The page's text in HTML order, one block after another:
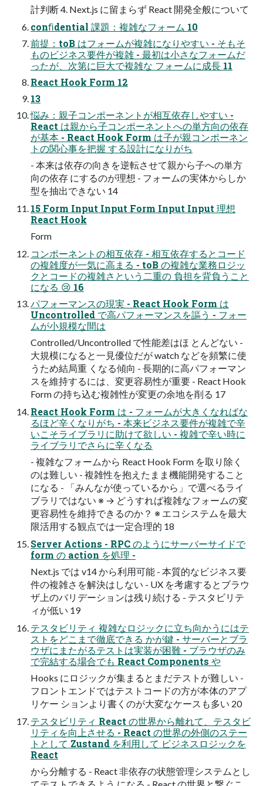
計判断 4. Next.js に留まらず React 開発全般について
conﬁdential 課題：複雑なフォーム 10
前提：toB はフォームが複雑になりやすい - そもそ
ものビジネス要件が複雑 - 最初は⼩さなフォームだ
ったが、次第に巨⼤で複雑な フォームに成⻑ 11
React Hook Form 12
13
悩み：親⼦コンポーネントが相互依存しやすい -
React は親から⼦コンポーネントへの単⽅向の依存
が基本 - React Hook Form は⼦が親コンポーネン
トの関⼼事を把握 する設計になりがち
- 本来は依存の向きを逆転させて親から⼦への単⽅
向の依存 にするのが理想 - フォームの実体からしか
型を抽出できない 14
15 Form Input Input Form Input Input 理想
React Hook
Form
コンポーネントの相互依存 - 相互依存するとコード
の複雑度が⼀気に⾼まる - toB の複雑な業務ロジッ
クとコードの複雑さという⼆重の 負担を背負うこと
になる 😢 16
パフォーマンスの現実 - React Hook Form は
Uncontrolled で⾼パフォーマンスを謳う - フォー
ムが⼩規模な間は
Controlled/Uncontrolled で性能差はほ とんどない -
⼤規模になると⼀⾒優位だが watch などを頻繁に使
うため結局重 くなる傾向 - ⻑期的に⾼パフォーマン
スを維持するには、変更容易性が重要 - React Hook
Form の持ち込む複雑性が変更の余地を削る 17
React Hook Form は - フォームが⼤きくなればな
るほど⾟くなりがち - 本来ビジネス要件が複雑で⾟
いこそライブラリに助けて欲しい - 複雑で⾟い時に
ライブラリでさらに⾟くなる
- 複雑なフォームから React Hook Form を取り除く
のは難しい - 複雑性を抱えたまま機能開発すること
になる - 「みんなが使っているから」で選べるライ
ブラリではない ※ → どうすれば複雑なフォームの変
更容易性を維持できるのか？ ※ エコシステムを最⼤
限活⽤する観点では⼀定合理的 18
Server Actions - RPC のようにサーバーサイドで
form の action を処理 -
Next.js では v14 から利⽤可能 - 本質的なビジネス要
件の複雑さを解決はしない - UX を考慮するとブラウ
ザ上のバリデーションは残り続ける - テスタビリテ
ィが低い 19
テスタビリティ 複雑なロジックに⽴ち向かうにはテ
ストをどこまで徹底できる かが鍵 - サーバーとブラ
ウザにまたがるテストは実装が困難 - ブラウザのみ
で完結する場合でも React Components や
Hooks にロジックが集まるとまだテストが難しい -
フロントエンドではテストコードの⽅が本体のアプ
リケー ションより書くのが⼤変なケースも多い 20
テスタビリティ React の世界から離れて、テスタビ
リティを向上させる - React の世界の外側のステー
トとして Zustand を利⽤して ビジネスロジックを
React
から分離する - React ⾮依存の状態管理システムとし